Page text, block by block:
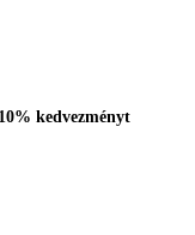
kedvezményt